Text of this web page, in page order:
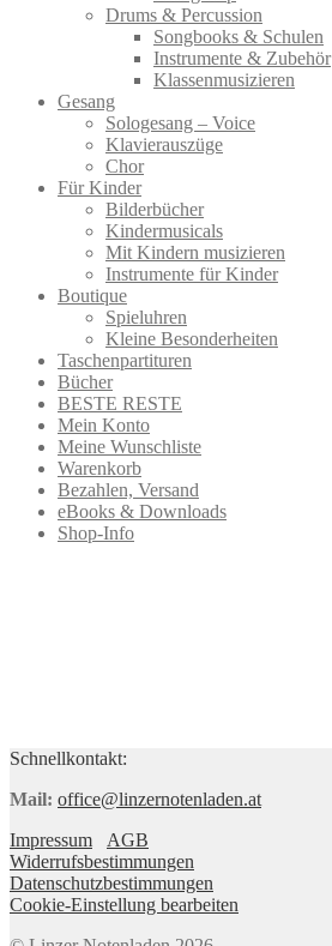
Drums & Percussion
Songbooks & Schulen
Instrumente & Zubehör
Klassenmusizieren
Gesang
Sologesang – Voice
Klavierauszüge
Chor
Für Kinder
Bilderbücher
Kindermusicals
Mit Kindern musizieren
Instrumente für Kinder
Boutique
Spieluhren
Kleine Besonderheiten
Taschenpartituren
Bücher
BESTE RESTE
Mein Konto
Meine Wunschliste
Warenkorb
Bezahlen, Versand
eBooks & Downloads
Shop-Info
Schnellkontakt:
Mail: office@linzernotenladen.at
Impressum
AGB
Widerrufsbestimmungen
Datenschutzbestimmungen
Cookie-Einstellung bearbeiten